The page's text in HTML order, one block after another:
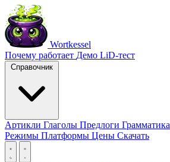
Wortkessel
Почему работает Демо LiD-тест
Справочник
Артикли Глаголы Предлоги Грамматика
Режимы Платформы Цены Скачать